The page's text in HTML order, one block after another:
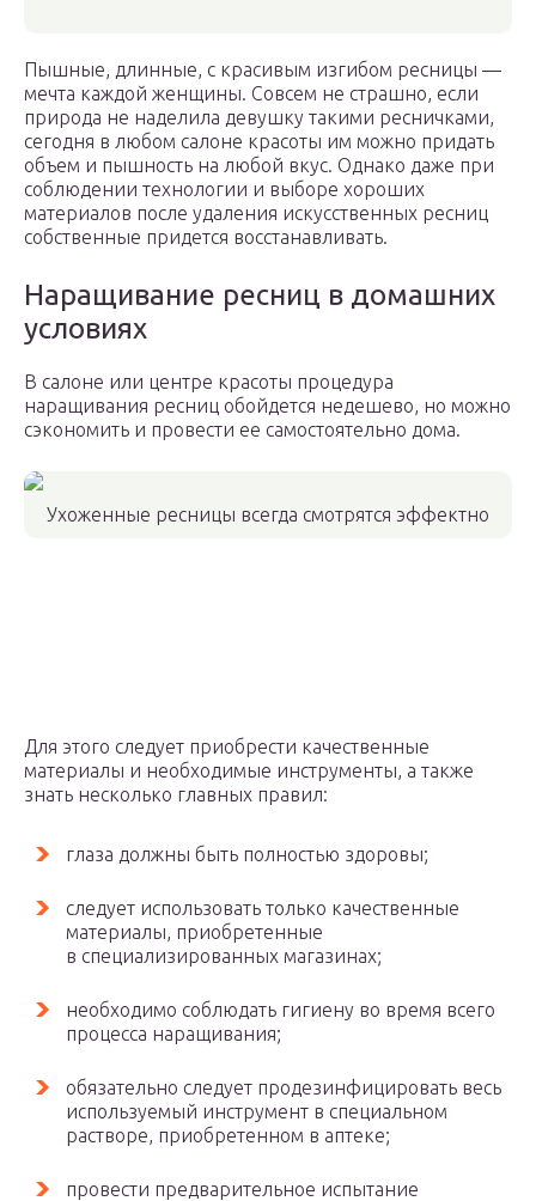
Пышные, длинные, с красивым изгибом ресницы —
мечта каждой женщины. Совсем не страшно, если
природа не наделила девушку такими ресничками,
сегодня в любом салоне красоты им можно придать
объем и пышность на любой вкус. Однако даже при
соблюдении технологии и выборе хороших
материалов после удаления искусственных ресниц
собственные придется восстанавливать.
Наращивание ресниц в домашних
условиях
В салоне или центре красоты процедура
наращивания ресниц обойдется недешево, но можно
сэкономить и провести ее самостоятельно дома.
Ухоженные ресницы всегда смотрятся эффектно
Для этого следует приобрести качественные
материалы и необходимые инструменты, а также
знать несколько главных правил:
глаза должны быть полностью здоровы;
следует использовать только качественные
материалы, приобретенные
в специализированных магазинах;
необходимо соблюдать гигиену во время всего
процесса наращивания;
обязательно следует продезинфицировать весь
используемый инструмент в специальном
растворе, приобретенном в аптеке;
провести предварительное испытание